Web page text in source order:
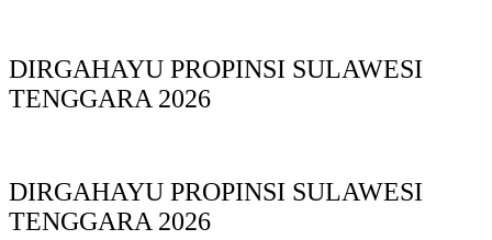
DIRGAHAYU PROPINSI SULAWESI
TENGGARA 2026
DIRGAHAYU PROPINSI SULAWESI
TENGGARA 2026